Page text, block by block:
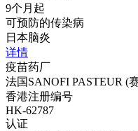
9个月起
可预防的传染病
日本脑炎
详情
疫苗药厂
法国SANOFI PASTEUR (
香港注册编号
HK-62787
认证